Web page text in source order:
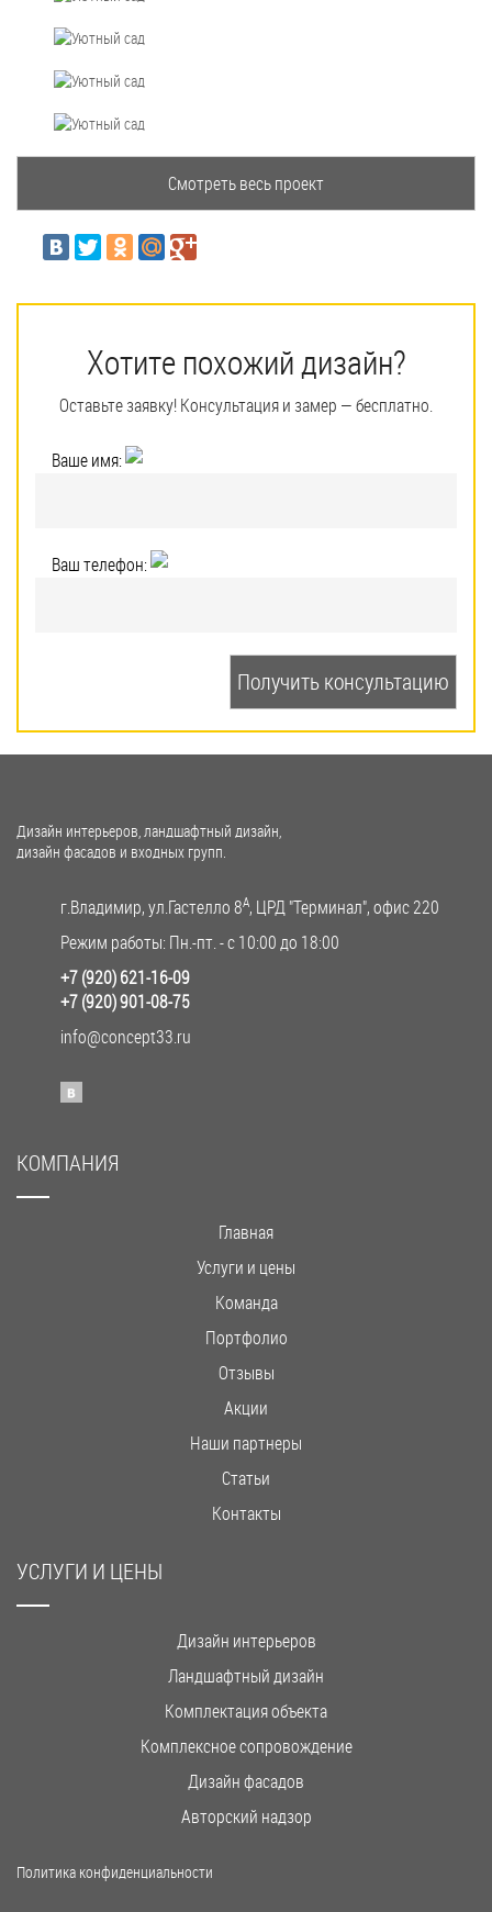
Хотите похожий дизайн?
Оставьте заявку! Консультация и замер — бесплатно.
Ваше имя:
Ваш телефон:
Дизайн интерьеров, ландшафтный дизайн,
дизайн фасадов и входных групп.
г.Владимир, ул.Гастелло 8A, ЦРД "Терминал", офис 220
Режим работы: Пн.-пт. - с 10:00 до 18:00
+7 (920) 621-16-09
+7 (920) 901-08-75
info@concept33.ru
КОМПАНИЯ
Главная
Услуги и цены
Команда
Портфолио
Отзывы
Акции
Наши партнеры
Статьи
Контакты
УСЛУГИ И ЦЕНЫ
Дизайн интерьеров
Ландшафтный дизайн
Комплектация объекта
Комплексное сопровождение
Дизайн фасадов
Авторский надзор
Политика конфиденциальности